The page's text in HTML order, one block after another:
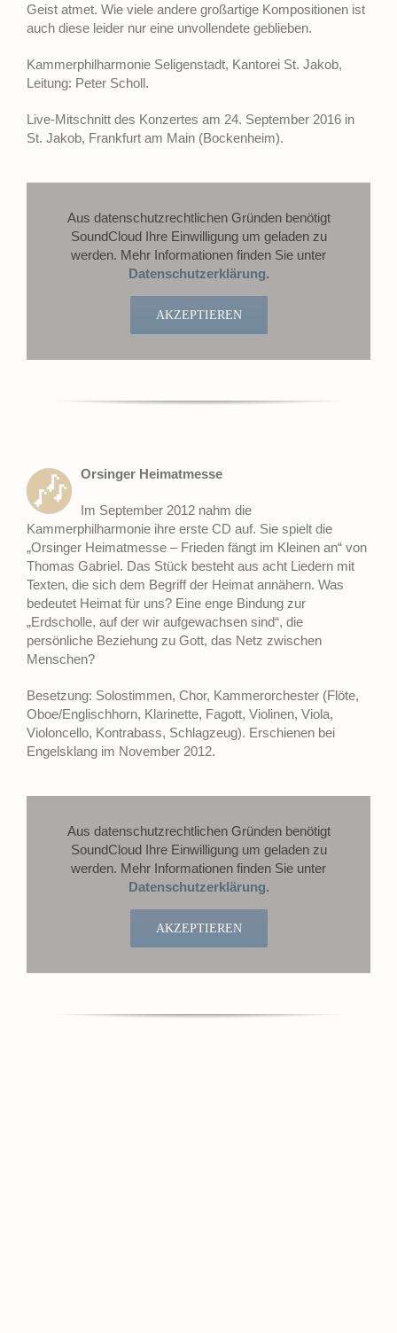
Geist atmet. Wie viele andere großartige Kompositionen ist
auch diese leider nur eine unvollendete geblieben.
Kammerphilharmonie Seligenstadt, Kantorei St. Jakob,
Leitung: Peter Scholl.
Live-Mitschnitt des Konzertes am 24. September 2016 in
St. Jakob, Frankfurt am Main (Bockenheim).
Aus datenschutzrechtlichen Gründen benötigt
SoundCloud Ihre Einwilligung um geladen zu
werden. Mehr Informationen finden Sie unter
Datenschutzerklärung.
AKZEPTIEREN
🎶 Orsinger Heimatmesse
Im September 2012 nahm die
Kammerphilharmonie ihre erste CD auf. Sie spielt die
„Orsinger Heimatmesse – Frieden fängt im Kleinen an“ von
Thomas Gabriel. Das Stück besteht aus acht Liedern mit
Texten, die sich dem Begriff der Heimat annähern. Was
bedeutet Heimat für uns? Eine enge Bindung zur
„Erdscholle, auf der wir aufgewachsen sind“, die
persönliche Beziehung zu Gott, das Netz zwischen
Menschen?
Besetzung: Solostimmen, Chor, Kammerorchester (Flöte,
Oboe/Englischhorn, Klarinette, Fagott, Violinen, Viola,
Violoncello, Kontrabass, Schlagzeug). Erschienen bei
Engelsklang im November 2012.
Aus datenschutzrechtlichen Gründen benötigt
SoundCloud Ihre Einwilligung um geladen zu
werden. Mehr Informationen finden Sie unter
Datenschutzerklärung.
AKZEPTIEREN